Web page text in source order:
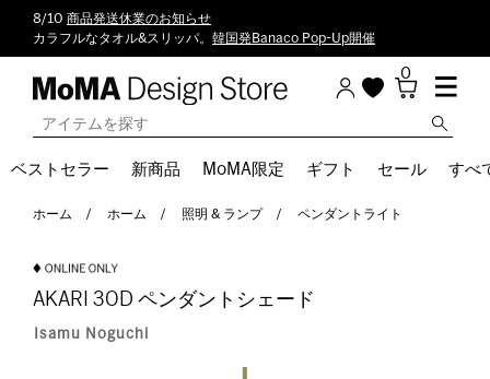
8/10 商品発送休業のお知らせ
カラフルなタオル&スリッパ。 韓国発Banaco Pop-Up開催
0
ベストセラー 新商品 MoMA限定 ギフト セール すべ
ホーム ホーム 照明 & ランプ ペンダントライト
AKARI 30D ペンダントシェード
Isamu Noguchi